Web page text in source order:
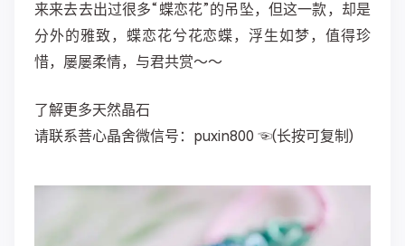
来来去去出过很多“蝶恋花”的吊坠，但这一款，却是
分外的雅致，蝶恋花兮花恋蝶，浮生如梦，值得珍
惜，屡屡柔情，与君共赏～～
了解更多天然晶石
请联系菩心晶舍微信号：puxin800 ☜(长按可复制)